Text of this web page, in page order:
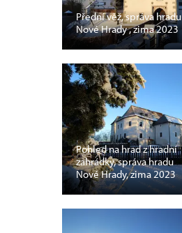
Přední věž, správa hradu
Nové Hrady , zima 2023
Pohled na hrad z hradní
zahrádky, správa hradu
Nové Hrady, zima 2023